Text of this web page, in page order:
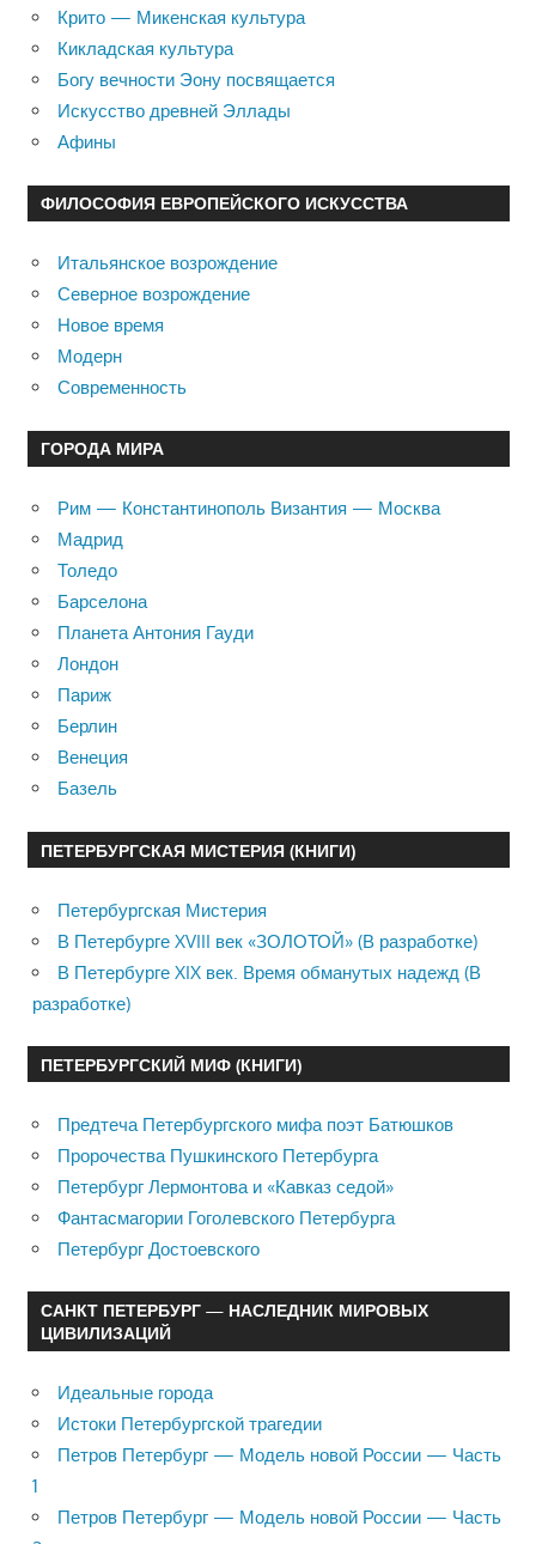
Крито — Микенская культура
Кикладская культура
Богу вечности Эону посвящается
Искусство древней Эллады
Афины
ФИЛОСОФИЯ ЕВРОПЕЙСКОГО ИСКУССТВА
Итальянское возрождение
Северное возрождение
Новое время
Модерн
Современность
ГОРОДА МИРА
Рим — Константинополь Византия — Москва
Мадрид
Толедо
Барселона
Планета Антония Гауди
Лондон
Париж
Берлин
Венеция
Базель
ПЕТЕРБУРГСКАЯ МИСТЕРИЯ (КНИГИ)
Петербургская Мистерия
В Петербурге XVIII век «ЗОЛОТОЙ» (В разработке)
В Петербурге XIX век. Время обманутых надежд (В
разработке)
ПЕТЕРБУРГСКИЙ МИФ (КНИГИ)
Предтеча Петербургского мифа поэт Батюшков
Пророчества Пушкинского Петербурга
Петербург Лермонтова и «Кавказ седой»
Фантасмагории Гоголевского Петербурга
Петербург Достоевского
САНКТ ПЕТЕРБУРГ — НАСЛЕДНИК МИРОВЫХ
ЦИВИЛИЗАЦИЙ
Идеальные города
Истоки Петербургской трагедии
Петров Петербург — Модель новой России — Часть
1
Петров Петербург — Модель новой России — Часть